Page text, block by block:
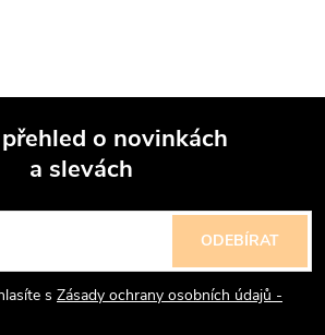
o novinkách
a slevách
s Zásady ochrany osobních údajů -
ODEBÍRAT